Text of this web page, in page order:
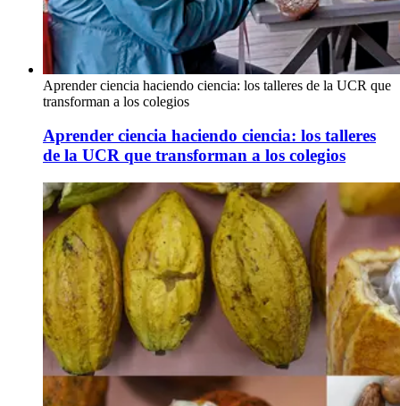
Aprender ciencia haciendo ciencia: los talleres de la UCR que
transforman a los colegios
Aprender ciencia haciendo ciencia: los talleres
de la UCR que transforman a los colegios